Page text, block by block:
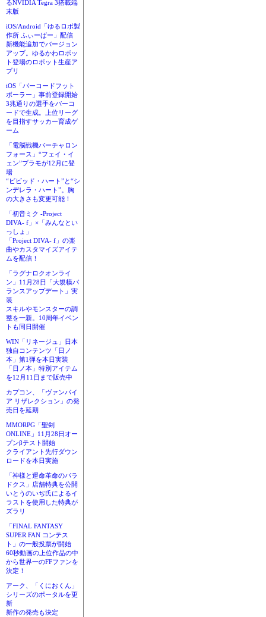
るNVIDIA Tegra 3搭載端
末版
iOS/Android「ゆるロボ製
作所 ふぃーばー」配信
新機能追加でバージョン
アップ。ゆるかわロボッ
ト登場のロボット生産ア
プリ
iOS「バーコードフット
ボーラー」事前登録開始
3兆通りの選手をバーコ
ードで生成。上位リーグ
を目指すサッカー育成ゲ
ーム
「電脳戦機バーチャロン
フォース」“フェイ・イ
ェン”プラモが12月に登
場
“ビビッド・ハート”と“シ
ンデレラ・ハート”。胸
の大きさも変更可能！
「初音ミク -Project
DIVA- f」×「みんなとい
っしょ」
「Project DIVA- f」の楽
曲やカスタマイズアイテ
ムを配信！
「ラグナロクオンライ
ン」11月28日「大規模バ
ランスアップデート」実
装
スキルやモンスターの調
整を一新。10周年イベン
トも同日開催
WIN「リネージュ」日本
独自コンテンツ「日ノ
本」第1弾を本日実装
「日ノ本」特別アイテム
を12月11日まで販売中
カプコン、「ヴァンパイ
ア リザレクション」の発
売日を延期
MMORPG「聖剣
ONLINE」11月28日オー
プンβテスト開始
クライアント先行ダウン
ロードを本日実施
「神様と運命革命のパラ
ドクス」店舗特典を公開
いとうのいぢ氏によるイ
ラストを使用した特典が
ズラリ
「FINAL FANTASY
SUPER FAN コンテス
ト」の一般投票が開始
60秒動画の上位作品の中
から世界一のFFファンを
決定！
アーク、「くにおくん」
シリーズのポータルを更
新
新作の発売も決定